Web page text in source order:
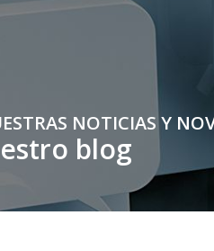
NOTICIAS Y
blog